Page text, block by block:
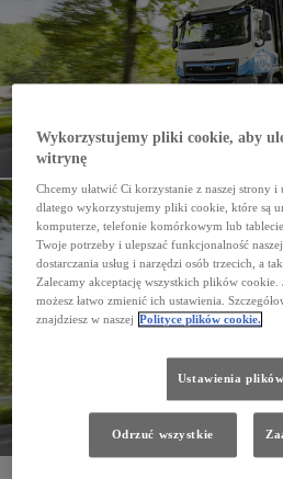
Wykorzystujemy pliki cookie, aby
witrynę
Chcemy ułatwić Ci korzystanie z naszej strony i
dlatego wykorzystujemy pliki cookie, które są
komputerze, telefonie komórkowym lub
Twoje potrzeby i ulepszać funkcjonalność
dostarczania usług i narzędzi osób trzecich, a
Zalecamy akceptację wszystkich plików cookie.
możesz łatwo zmienić ich ustawienia.
znajdziesz w naszej Polityce plików cookie.
Ustawienia
Odrzuć wszystkie